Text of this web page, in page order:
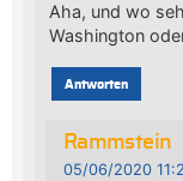
Aha, und wo
Washington
Antworten
Rammstein
05/06/2020